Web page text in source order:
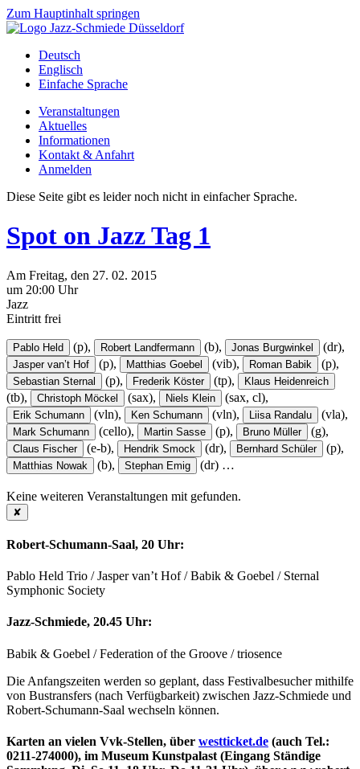
Zum Hauptinhalt springen
Deutsch
Englisch
Einfache Sprache
Veranstaltungen
Aktuelles
Informationen
Kontakt & Anfahrt
Anmelden
Diese Seite gibt es leider noch nicht in einfacher Sprache.
Spot on Jazz Tag 1
Am Freitag, den 27. 02. 2015
um 20:00 Uhr
Jazz
Eintritt frei
Pablo Held (p), Robert Landfermann (b), Jonas Burgwinkel (dr),
Jasper van’t Hof (p), Matthias Goebel (vib), Roman Babik (p),
Sebastian Sternal (p), Frederik Köster (tp), Klaus Heidenreich
(tb), Christoph Möckel (sax), Niels Klein (sax, cl),
Erik Schumann (vln), Ken Schumann (vln), Liisa Randalu (vla),
Mark Schumann (cello), Martin Sasse (p), Bruno Müller (g),
Claus Fischer (e-b), Hendrik Smock (dr), Bernhard Schüler (p),
Matthias Nowak (b), Stephan Emig (dr) …
Keine weiteren Veranstaltungen mit gefunden.
✘
Robert-Schumann-Saal, 20 Uhr:
Pablo Held Trio / Jasper van’t Hof / Babik & Goebel / Sternal
Symphonic Society
Jazz-Schmiede, 20.45 Uhr:
Babik & Goebel / Federation of the Groove / triosence
Die Anfangszeiten werden so geplant, dass Festivalbesucher mithilfe
von Bustransfers (nach Verfügbarkeit) zwischen Jazz-Schmiede und
Robert-Schumann-Saal wechseln können.
Karten an vielen Vvk-Stellen, über westticket.de (auch Tel.:
0211-274000), im Museum Kunstpalast (Eingang Ständige